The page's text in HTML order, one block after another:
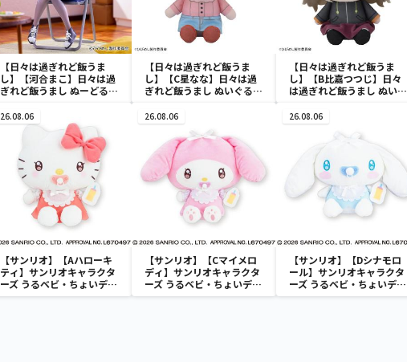
【日々は過ぎれど飯うま
し】【河合まこ】日々は過
ぎれど飯うまし ぬーどるス
まこー
【日々は過ぎれど飯うま
し】【C星なな】日々は過
ぎれど飯うまし ぬいぐるみ
【日々は過ぎれど飯うま
し】【B比嘉つつじ】日々
は過ぎれど飯うまし ぬいぐ
26.08.06
【サンリオ】【Aハローキ
ティ】サンリオキャラクタ
ーズ うるベビ・ちょいデカ
ドール
26.08.06
【サンリオ】【Cマイメロ
ディ】サンリオキャラクタ
ーズ うるベビ・ちょいデカ
ドール
26.08.06
【サンリオ】【Dシナモロ
ール】サンリオキャラクタ
ーズ うるベビ・ちょいデカ
ドール